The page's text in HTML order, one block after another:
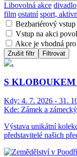
Libovolná akce divadlo
film ostatní sport,
Bezbariérový vstup
Vstup na akci
Akce je vhodná pro
Zrušit filtr Filtrovat
S
Kdy: 4. 7. 2026 - 31.
Kde: Zámek a
Výstava unikátní
představitelé našich